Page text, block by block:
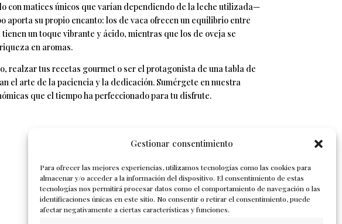
Gestionar consentimiento
Para ofrecer las mejores experiencias, utilizamos tecnologías como las cookies para
almacenar y/o acceder a la información del dispositivo. El consentimiento de estas
tecnologías nos permitirá procesar datos como el comportamiento de navegación o las
identificaciones únicas en este sitio. No consentir o retirar el consentimiento, puede
afectar negativamente a ciertas características y funciones.
con matices únicos que varían dependiendo de la leche utilizada—
aporta su propio encanto: los de vaca ofrecen un equilibrio entre
un toque vibrante y ácido, mientras que los de oveja se
en aromas.
realzar tus recetas gourmet o ser el protagonista de una tabla de
el arte de la paciencia y la dedicación. Sumérgete en nuestra
que el tiempo ha perfeccionado para tu disfrute.